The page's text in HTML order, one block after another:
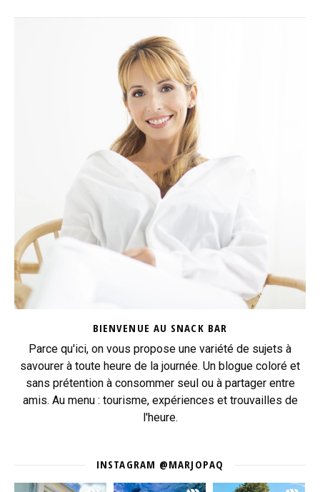
BIENVENUE AU SNACK BAR
Parce qu'ici, on vous propose une variété de sujets à
savourer à toute heure de la journée. Un blogue coloré et
sans prétention à consommer seul ou à partager entre
amis. Au menu : tourisme, expériences et trouvailles de
l'heure.
INSTAGRAM @MARJOPAQ